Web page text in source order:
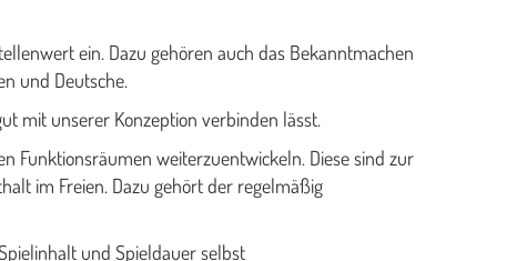
ein. Dazu gehören auch das Bekanntmachen
und Deutsche.
mit unserer Konzeption verbinden lässt.
Funktionsräumen weiterzuentwickeln. Diese sind zur
im Freien. Dazu gehört der regelmäßig
und Spieldauer selbst